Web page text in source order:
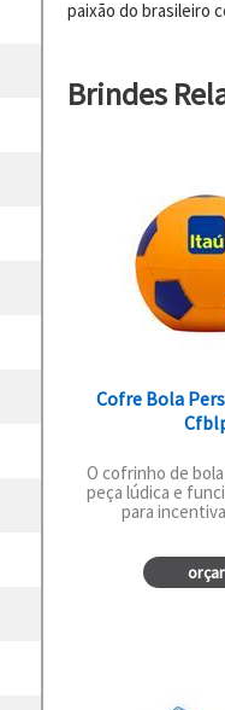
paixão do brasileiro
Brindes
Cofre Bola
O cofrinho de
peça lúdica e
para
orçar